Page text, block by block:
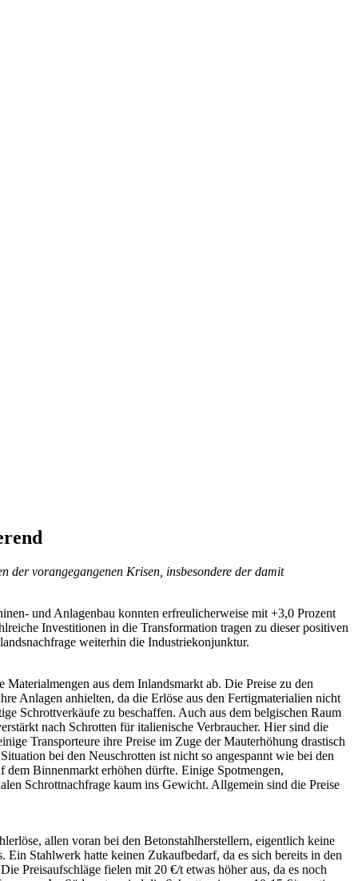
der vorangegangenen Krisen, insbesondere der damit
und Anlagenbau konnten erfreulicherweise mit +3,0 Prozent
Investitionen in die Transformation tragen zu dieser positiven
weiterhin die Industriekonjunktur.
aus dem Inlandsmarkt ab. Die Preise zu den
Anlagen anhielten, da die Erlöse aus den Fertigmaterialien nicht
Schrottverkäufe zu beschaffen. Auch aus dem belgischen Raum
nach Schrotten für italienische Verbraucher. Hier sind die
Transporteure ihre Preise im Zuge der Mauterhöhung drastisch
bei den Neuschrotten ist nicht so angespannt wie bei den
Binnenmarkt erhöhen dürfte. Einige Spotmengen,
Schrottnachfrage kaum ins Gewicht. Allgemein sind die Preise
allen voran bei den Betonstahlherstellern, eigentlich keine
Stahlwerk hatte keinen Zukaufbedarf, da es sich bereits in den
Preisaufschläge fielen mit 20 €/t etwas höher aus, da es noch